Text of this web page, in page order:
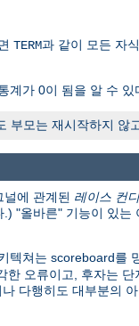
TERM과 같이 모든 자
계가 0이 됨을 알 수 있
부모는 재시작하지
에 관계된 레이스 컨
"올바른" 기능이 있
텍쳐는 scoreboard를
오류이고, 후자는
다행히도 대부분의